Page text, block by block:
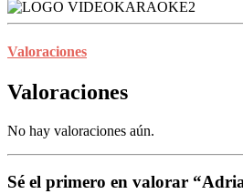
Valoraciones
Valoraciones
No hay valoraciones aún.
Sé el primero en valorar